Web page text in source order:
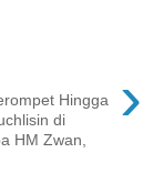
›
Hingga
di
HM Zwan,